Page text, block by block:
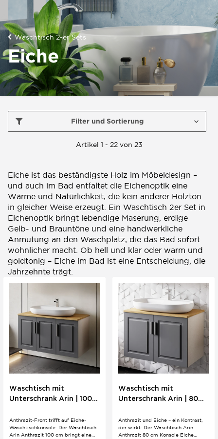
Waschtisch 2-er Sets
Eiche
Filter und Sortierung
Artikel 1 - 22 von 23
Eiche ist das beständigste Holz im Möbeldesign –
und auch im Bad entfaltet die Eichenoptik eine
Wärme und Natürlichkeit, die kein anderer Holzton
in gleicher Weise erzeugt. Ein Waschtisch 2er Set in
Eichenoptik bringt lebendige Maserung, erdige
Gelb- und Brauntöne und eine handwerkliche
Anmutung an den Waschplatz, die das Bad sofort
wohnlicher macht. Ob hell und klar oder warm und
goldtonig – Eiche im Bad ist eine Entscheidung, die
Jahrzehnte trägt.
Waschtisch mit
Unterschrank Arin | 100
Eiche
Anthrazit-Front trifft auf Eiche-
Waschtischkonsole: Der Waschtisch
Arin Anthrazit 100 cm bringt eine
Waschtisch mit
Unterschrank Arin | 80
Eiche
Anthrazit und Eiche – ein Kontrast,
der wirkt: Der Waschtisch Arin
Anthrazit 80 cm Konsole Eiche